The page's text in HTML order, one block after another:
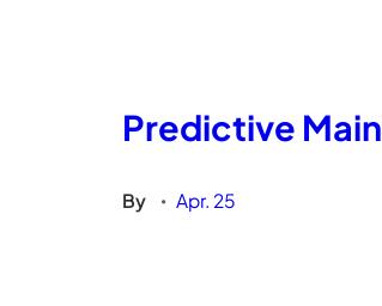
Predictive
By • Apr. 25